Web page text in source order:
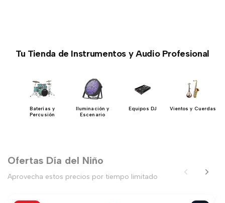
Tu Tienda de Instrumentos y Audio Profesional
Baterías y
Percusión
Iluminación y
Escenario
Equipos DJ Vientos y Cuerdas
Ofertas Día del Niño
Aprovecha estos precios por tiempo limitado